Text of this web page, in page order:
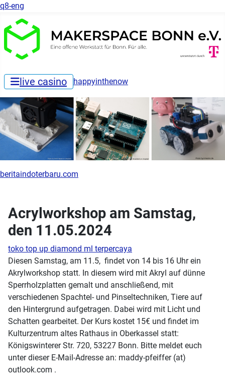
q8-eng
live casino happyinthenow
beritaindoterbaru.com
Acrylworkshop am Samstag,
den 11.05.2024
toko top up diamond ml terpercaya
Diesen Samstag, am 11.5, findet von 14 bis 16 Uhr ein
Akrylworkshop statt. In diesem wird mit Akryl auf dünne
Sperrholzplatten gemalt und anschließend, mit
verschiedenen Spachtel- und Pinseltechniken, Tiere auf
den Hintergrund aufgetragen. Dabei wird mit Licht und
Schatten gearbeitet. Der Kurs kostet 15€ und findet im
Kulturzentrum altes Rathaus in Oberkassel statt:
Königswinterer Str. 720, 53227 Bonn. Bitte meldet euch
unter dieser E-Mail-Adresse an: maddy-pfeiffer (at)
outlook.com .